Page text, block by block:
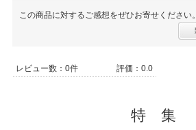
この商品に対するご感想をぜひお寄せください。
レビュー数：0件 評価：0.0
特 集